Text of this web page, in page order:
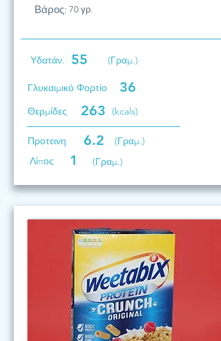
Βάρος: 70 γρ.
Υδατάν. 55 (Γραμ.)
Γλυκαιμικό Φορτίο 36
Θερμίδες 263 (kcals)
Προτεινη 6.2
(Γραμ.)
Λίπος
1 (Γραμ.)